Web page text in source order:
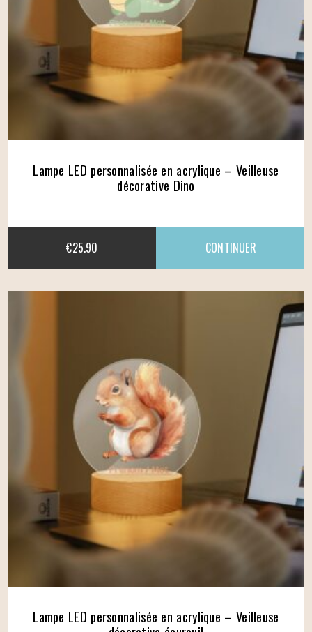
Lampe LED personnalisée en acrylique – Veilleuse
décorative Dino
€25.90
Lampe LED personnalisée en acrylique – Veilleuse